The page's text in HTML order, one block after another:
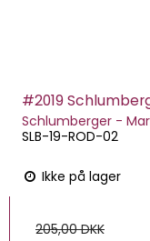
#2019
Schlumberger -
SLB-19-ROD-02
Ikke på lager
205,00 DKK